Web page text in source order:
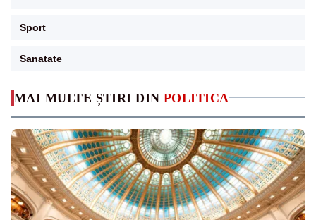
MAI MULTE ȘTIRI DIN POLITICA
Sport
Sanatate